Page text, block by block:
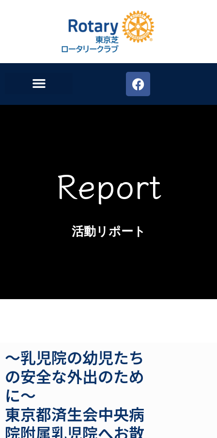
Report
活動リポート
～乳児院の幼児たち
の安全な外出のため
に～
東京都済生会中央病
院附属乳児院へお散